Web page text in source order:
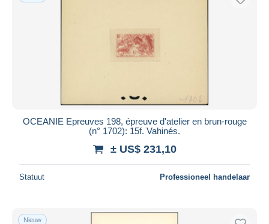
OCEANIE Epreuves 198, épreuve d'atelier en brun-rouge
(n° 1702): 15f. Vahinés.
± US$ 231,10
Statuut Professioneel handelaar
Nieuw